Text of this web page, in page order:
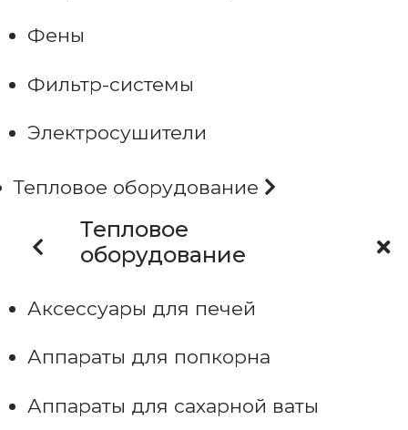
Фены
Фильтр-системы
Электросушители
Тепловое оборудование
Тепловое
оборудование
Аксессуары для печей
Аппараты для попкорна
Аппараты для сахарной ваты